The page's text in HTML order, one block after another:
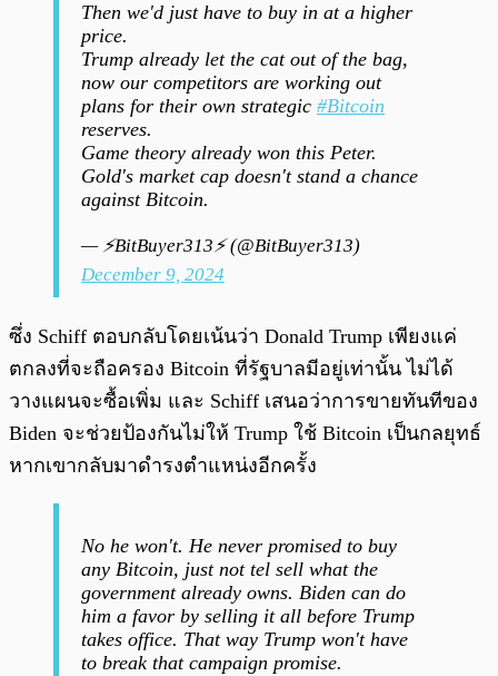
Then we'd just have to buy in at a higher
price.
Trump already let the cat out of the bag,
now our competitors are working out
plans for their own strategic #Bitcoin
reserves.
Game theory already won this Peter.
Gold's market cap doesn't stand a chance
against Bitcoin.
— ⚡BitBuyer313⚡ (@BitBuyer313)
December 9, 2024
ซึ่ง Schiff ตอบกลับโดยเน้นว่า Donald Trump เพียงแค่
ตกลงที่จะถือครอง Bitcoin ที่รัฐบาลมีอยู่เท่านั้น ไม่ได้
วางแผนจะซื้อเพิ่ม และ Schiff เสนอว่าการขายทันทีของ
Biden จะช่วยป้องกันไม่ให้ Trump ใช้ Bitcoin เป็นกลยุทธ์
หากเขากลับมาดำรงตำแหน่งอีกครั้ง
No he won't. He never promised to buy
any Bitcoin, just not tel sell what the
government already owns. Biden can do
him a favor by selling it all before Trump
takes office. That way Trump won't have
to break that campaign promise.